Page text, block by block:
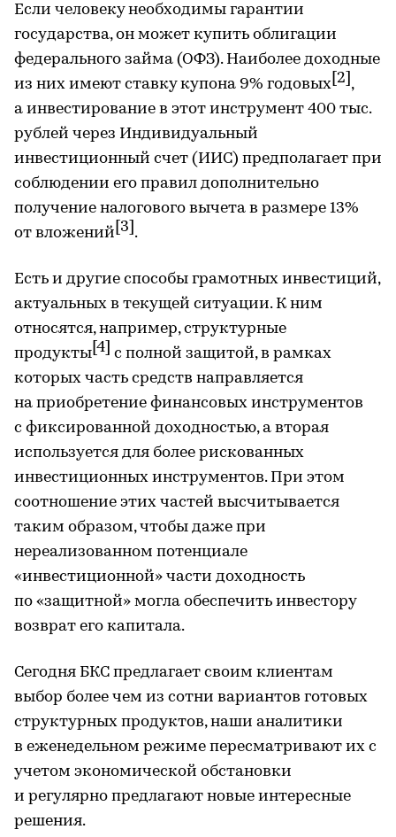
Если человеку необходимы гарантии
государства, он может купить облигации
федерального займа (ОФЗ). Наиболее доходные
из них имеют ставку купона 9% годовых [2] ,
а инвестирование в этот инструмент 400 тыс.
рублей через Индивидуальный
инвестиционный счет (ИИС) предполагает при
соблюдении его правил дополнительно
получение налогового вычета в размере 13%
от вложений [3] .
Есть и другие способы грамотных инвестиций,
актуальных в текущей ситуации. К ним
относятся, например, структурные
продукты [4] с полной защитой, в рамках
которых часть средств направляется
на приобретение финансовых инструментов
с фиксированной доходностью, а вторая
используется для более рискованных
инвестиционных инструментов. При этом
соотношение этих частей высчитывается
таким образом, чтобы даже при
нереализованном потенциале
«инвестиционной» части доходность
по «защитной» могла обеспечить инвестору
возврат его капитала.
Сегодня БКС предлагает своим клиентам
выбор более чем из сотни вариантов готовых
структурных продуктов, наши аналитики
в еженедельном режиме пересматривают их с
учетом экономической обстановки
и регулярно предлагают новые интересные
решения.